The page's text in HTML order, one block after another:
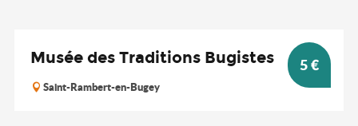
5€
Musée des Traditions Bugistes
Saint-Rambert-en-Bugey